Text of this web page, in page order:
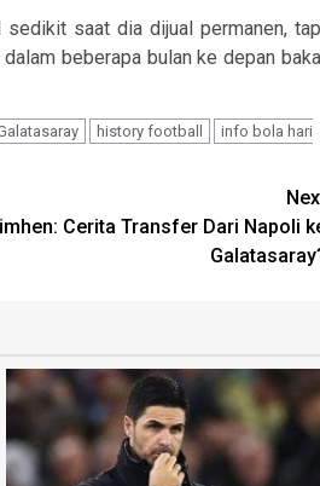
saat dia dijual permanen,
beberapa bulan ke depan
history football
info bola hari
Cerita Transfer Dari Napoli